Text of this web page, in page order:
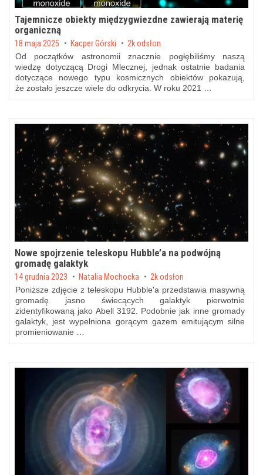
Tajemnicze obiekty międzygwiezdne zawierają materię
organiczną
Posted on
18 maja 2025 byKacper Górski 2k odsłon
Od początków astronomii znacznie pogłębiliśmy naszą
wiedzę dotyczącą Drogi Mlecznej, jednak ostatnie badania
dotyczące nowego typu kosmicznych obiektów pokazują,
że zostało jeszcze wiele do odkrycia. W roku 2021 …
Nowe spojrzenie teleskopu Hubble’a na podwójną
gromadę galaktyk
Posted on
14 grudnia 2023 by Natalia Mochocka 2k odsłon
Poniższe zdjęcie z teleskopu Hubble'a przedstawia masywną
gromadę jasno świecących galaktyk pierwotnie
zidentyfikowaną jako Abell 3192. Podobnie jak inne gromady
galaktyk, jest wypełniona gorącym gazem emitującym silne
promieniowanie …